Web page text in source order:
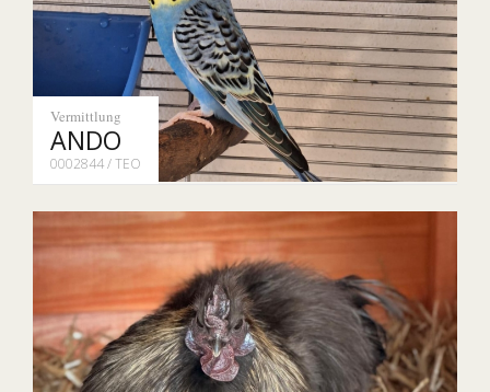
Vermittlung
ANDO
0002844 / TEO